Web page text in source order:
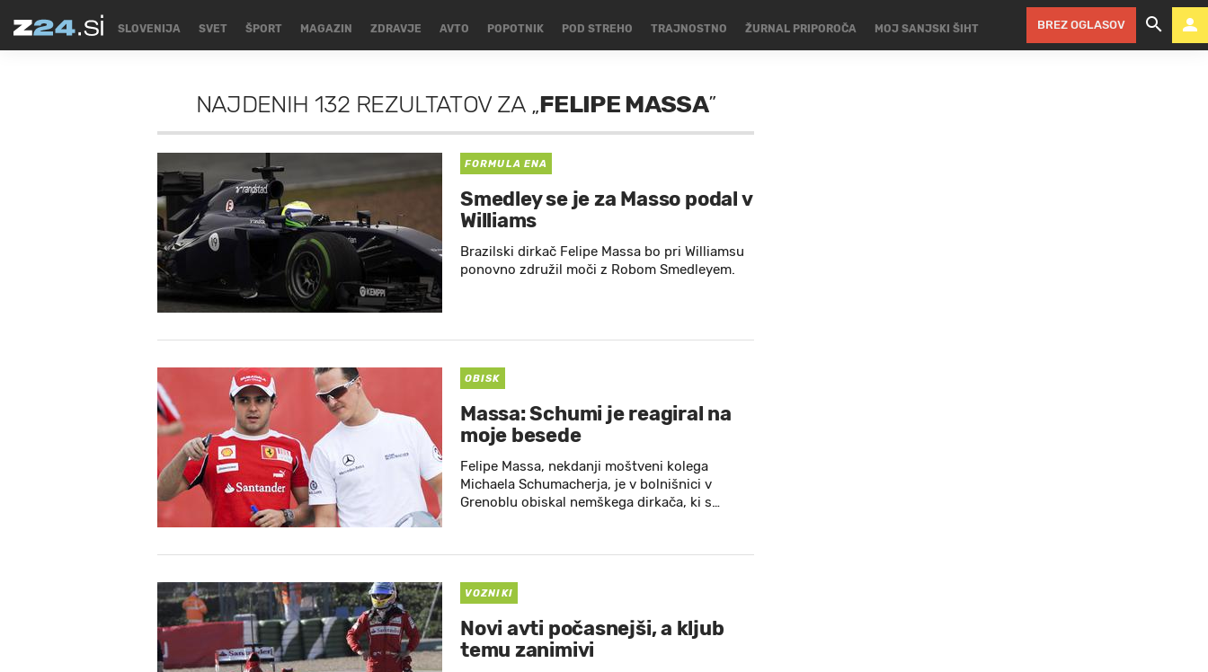
SLOVENIJA SVET ŠPORT MAGAZIN ZDRAVJE AVTO POPOTNIK POD STREHO TRAJNOSTNO ŽURNAL PRIPOROČA MOJ SANJSKI ŠIHT BREZ OGLASOV
NAJDENIH 132 REZULTATOVZA„FELIPE MASSA”
FORMULA ENA
Smedley se je za Masso podal v
Williams
Brazilski dirkač Felipe Massa bo pri Williamsu
ponovno združil moči z Robom Smedleyem.
OBISK
Massa: Schumi je reagiral na
moje besede
Felipe Massa, nekdanji moštveni kolega
Michaela Schumacherja, je v bolnišnici v
Grenoblu obiskal nemškega dirkača, ki s…
VOZNIKI
Novi avti počasnejši, a kljub
temu zanimivi